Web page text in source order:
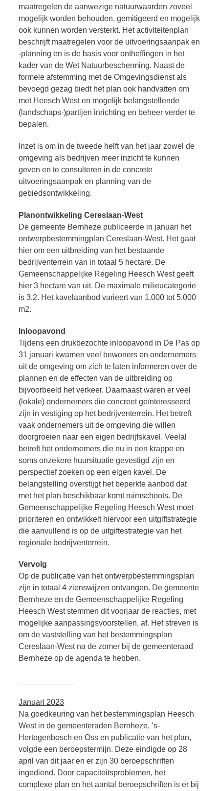
maatregelen de aanwezige natuurwaarden zoveel
mogelijk worden behouden, gemitigeerd en mogelijk
ook kunnen worden versterkt. Het activiteitenplan
beschrijft maatregelen voor de uitvoeringsaanpak en
-planning en is de basis voor ontheffingen in het
kader van de Wet Natuurbescherming. Naast de
formele afstemming met de Omgevingsdienst als
bevoegd gezag biedt het plan ook handvatten om
met Heesch West en mogelijk belangstellende
(landschaps-)partijen inrichting en beheer verder te
bepalen.
Inzet is om in de tweede helft van het jaar zowel de
omgeving als bedrijven meer inzicht te kunnen
geven en te consulteren in de concrete
uitvoeringsaanpak en planning van de
gebiedsontwikkeling.
Planontwikkeling Cereslaan-West
De gemeente Bernheze publiceerde in januari het
ontwerpbestemmingplan Cereslaan-West. Het gaat
hier om een uitbreiding van het bestaande
bedrijventerrein van in totaal 5 hectare. De
Gemeenschappelijke Regeling Heesch West geeft
hier 3 hectare van uit. De maximale milieucategorie
is 3.2. Het kavelaanbod varieert van 1.000 tot 5.000
m2.
Inloopavond
Tijdens een drukbezochte inloopavond in De Pas op
31 januari kwamen veel bewoners en ondernemers
uit de omgeving om zich te laten informeren over de
plannen en de effecten van de uitbreiding op
bijvoorbeeld het verkeer. Daarnaast waren er veel
(lokale) ondernemers die concreet geïnteresseerd
zijn in vestiging op het bedrijventerrein. Het betreft
vaak ondernemers uit de omgeving die willen
doorgroeien naar een eigen bedrijfskavel. Veelal
betreft het ondernemers die nu in een krappe en
soms onzekere huursituatie gevestigd zijn en
perspectief zoeken op een eigen kavel. De
belangstelling overstijgt het beperkte aanbod dat
met het plan beschikbaar komt ruimschoots. De
Gemeenschappelijke Regeling Heesch West moet
prioriteren en ontwikkelt hiervoor een uitgiftstrategie
die aanvullend is op de uitgiftestrategie van het
regionale bedrijventerrein.
Vervolg
Op de publicatie van het ontwerpbestemmingsplan
zijn in totaal 4 zienswijzen ontvangen. De gemeente
Bernheze en de Gemeenschappelijke Regeling
Heesch West stemmen dit voorjaar de reacties, met
mogelijke aanpassingsvoorstellen, af. Het streven is
om de vaststelling van het bestemmingsplan
Cereslaan-West na de zomer bij de gemeenteraad
Bernheze op de agenda te hebben.
Januari 2023
Na goedkeuring van het bestemmingsplan Heesch
West in de gemeenteraden Bernheze, ’s-
Hertogenbosch en Oss en publicatie van het plan,
volgde een beroepstermijn. Deze eindigde op 28
april van dit jaar en er zijn 30 beroepschriften
ingediend. Door capaciteitsproblemen, het
complexe plan en het aantal beroepschriften is er bij